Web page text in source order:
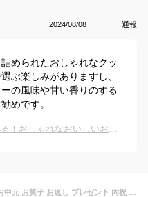
2024/08/08 通報
められたおしゃれなクッ
ぶ楽しみがありますし、
の風味や甘い香りのする
めです。
ママ友への手土産｜みんなで食べる！おしゃれなおいしいお土産のおすすめは？
【ポイント2倍】お中元 お菓子 お返し プレゼント 内祝 出産内祝 ギフト 可愛い クッキー缶 菓子折り 手土産 常温 のし対応 お供えHPP-28N28 プティ・タ・プティLボックス ※オンラインショップ限定